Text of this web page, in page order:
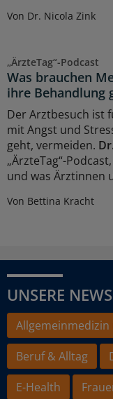
Von Dr. Nicola Zink
„ÄrzteTag“-Podcast
Was brauchen
ihre Behandlung
Der Arztbesuch ist
mit Angst und
geht, vermeiden.
„ÄrzteTag“-
und was Ärztinnen
Von Bettina Kracht
UNSERE
Beruf & Alltag
E-Health